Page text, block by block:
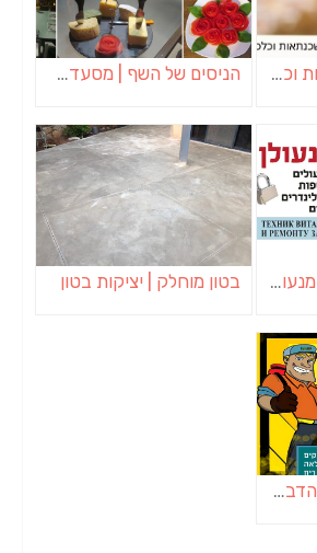
L.T.O יעוץ משכנתאות וכלכלת משפחה | יועץ משכנתאות באשכול הניסים של השף | מסעדת שף בבית | ארוחות גורמה
מנעולן בבאר שבע | מנעולן באופקים | ויטלי המנעולן בטון מוחלק | יציקות בטון
מדביר בבאר שבע | הדברה בבאר שבע | יוגב הדברות